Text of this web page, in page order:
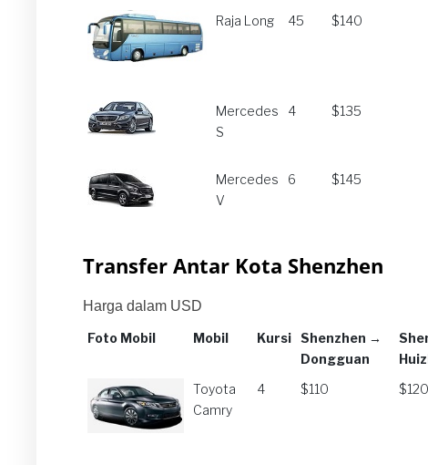
Raja Long 45 $140
Mercedes
S
4 $135
Mercedes
V
6 $145
Transfer Antar Kota Shenzhen
Harga dalam USD
Foto Mobil Mobil Kursi Shenzhen →
Dongguan
Foto Mobil
Mobil Kursi
Shenzhen →
Toyota
Camry
4 $110 $120